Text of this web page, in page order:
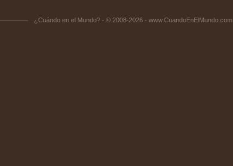
¿Cuándo en el Mundo? - © 2008-2026 - www.CuandoEnElMundo.com